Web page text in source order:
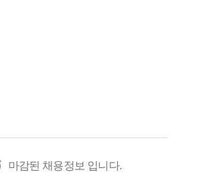
마감된 채용정보 입니다.